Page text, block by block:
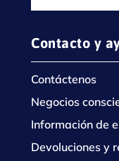
Contacto y
Contáctenos
Negocios
Información de
Devoluciones y